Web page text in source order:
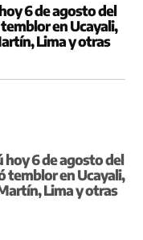
6 de agosto del
en Ucayali,
Lima y otras
hoy 6 de agosto del
temblor en Ucayali,
Lima y otras